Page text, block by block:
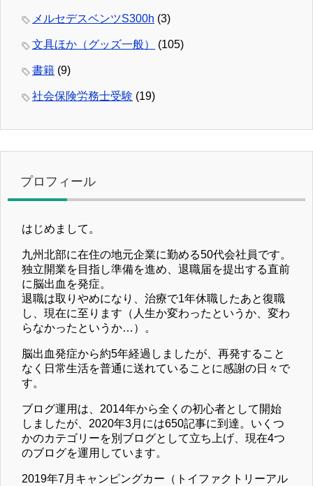
メルセデスベンツS300h (3)
文具ほか（グッズ一般） (105)
書籍 (9)
社会保険労務士受験 (19)
プロフィール
はじめまして。
九州北部に在住の地元企業に勤める50代会社員です。
独立開業を目指し準備を進め、退職届を提出する直前
に脳出血を発症。
退職は取りやめになり、治療で1年休職したあと復職
し、現在に至ります（人生か変わったというか、変わ
らなかったというか…）。
脳出血発症から約5年経過しましたが、再発すること
なく日常生活を普通に送れていることに感謝の日々で
す。
ブログ運用は、2014年から全くの初心者として開始
しましたが、2020年3月には650記事に到達。いくつ
かのカテゴリーを別ブログとして立ち上げ、現在4つ
のブログを運用しています。
2019年7月キャンピングカー（トイファクトリーアル